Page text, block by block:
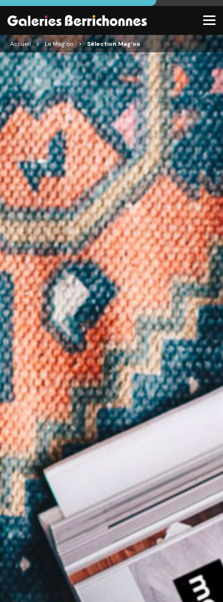
Accueil Le Mag’oo Sélection Mag’oo